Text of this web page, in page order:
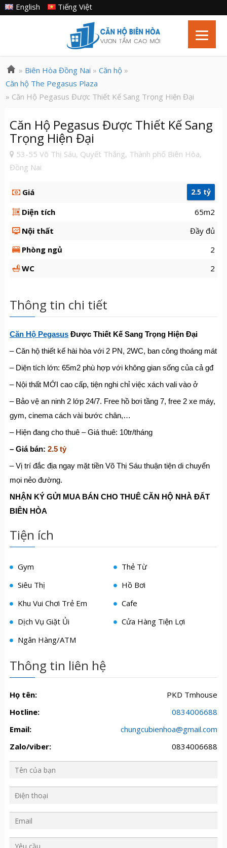
Tiếng Việt
English
» Biên Hòa Đồng Nai » Căn hộ»
Căn hộ The Pegasus Plaza
» Căn Hộ Pegasus Được Thiết Kế Sang Trọng Hiện Đại
Căn Hộ Pegasus Được Thiết Kế Sang
Trọng Hiện Đại
53-55 Võ Thị Sáu, Quyết Thắng, Thành phố Biên Hòa,
Đồng Nai
Giá 2.5 tỷ
Diện tích
65m2
Nội thất
Đầy đủ
Phòng ngủ
2
WC
2
Thông tin chi tiết
Căn Hộ PegasusĐược Thiết Kế Sang Trọng Hiện Đại
– Căn hộ thiết kế hài hòa với 2 PN, 2WC, ban công thoáng mát
– Diện tích lớn: 65m2 phù hợp với không gian sống của cả gđ
– Nội thất MỚI cao cấp, tiện nghi chỉ việc xách vali vào ở
– Bảo vệ an ninh 2 lớp 24/7. Free hồ bơi tầng 7, free 2 xe máy,
gym, cinema cách vài bước chân,…
– Hiện đang cho thuê – Giá thuê: 10tr/tháng
– Giá bán: 2.5 tỷ
– Vị trí đắc địa ngay mặt tiền Võ Thị Sáu thuận tiện di chuyển
mọi nẻo đường.
NHẬN KÝ GỬI MUA BÁN CHO THUÊ CĂN HỘ NHÀ ĐẤT
BIÊN HÒA
Tiện ích
Gym
Thẻ Từ
Siêu Thị
Hồ Bơi
Khu Vui Chơi Trẻ Em
Cafe
Dịch Vụ Giặt Ủi
Cửa Hàng Tiện Lợi
Ngân Hàng/ATM
Thông tin liên hệ
Họ tên:
PKD Tmhouse
Hotline:
0834006688
Email:
chungcubienhoa@gmail.com
Zalo/viber:
0834006688